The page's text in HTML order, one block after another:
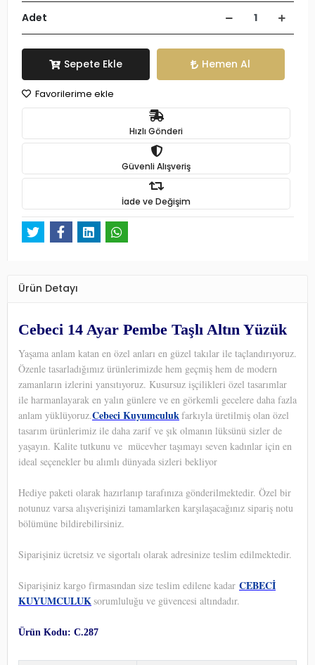
Adet
Sepete Ekle Hemen Al
Favorilerime ekle
Hızlı Gönderi
Güvenli Alışveriş
İade ve Değişim
Ürün Detayı
Cebeci 14 Ayar Pembe Taşlı Altın Yüzük
Yaşama anlam katan en özel anları en güzel takılar ile taçlandırıyoruz.
Özenle tasarladığımız ürünlerimizde hem geçmiş hem de modern
zamanların izlerini yansıtıyoruz. Kusursuz işçilikleri özel tasarımlar
ile harmanlayarak en yalın günlere ve en görkemli gecelere daha fazla
anlam yüklüyoruz.Cebeci Kuyumculukfarkıyla üretilmiş olan özel
tasarım ürünlerimiz ile daha zarif ve şık olmanın lüksünü sizler de
yaşayın. Kalite tutkunu ve mücevher taşımayı seven kadınlar için en
ideal seçenekler bu alımlı dünyada sizleri bekliyor
Hediye paketi olarak hazırlanıp tarafınıza gönderilmektedir. Özel bir
notunuz varsa alışverişinizi tamamlarken karşılaşacağınız sipariş notu
bölümüne bildirebilirsiniz.
Siparişiniz ücretsiz ve sigortalı olarak adresinize teslim edilmektedir.
Siparişiniz kargo firmasından size teslim edilene kadar CEBECİ
KUYUMCULUKsorumluluğu ve güvencesi altındadır.
Ürün Kodu: C.287